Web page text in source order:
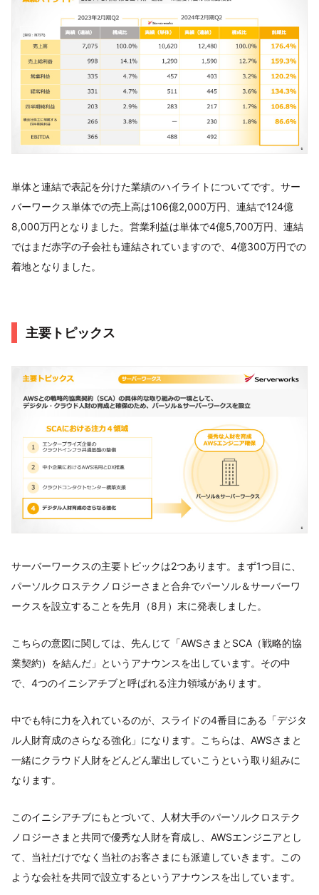
単体と連結で表記を分けた業績のハイライトについてです。サー
バーワークス単体での売上高は106億2,000万円、連結で124億
8,000万円となりました。営業利益は単体で4億5,700万円、連結
ではまだ赤字の子会社も連結されていますので、4億300万円での
着地となりました。
主要トピックス
サーバーワークスの主要トピックは2つあります。まず1つ目に、
パーソルクロステクノロジーさまと合弁でパーソル＆サーバーワ
ークスを設立することを先月（8月）末に発表しました。
こちらの意図に関しては、先んじて「AWSさまとSCA（戦略的協
業契約）を結んだ」というアナウンスを出しています。その中
で、4つのイニシアチブと呼ばれる注力領域があります。
中でも特に力を入れているのが、スライドの4番目にある「デジタ
ル人財育成のさらなる強化」になります。こちらは、AWSさまと
一緒にクラウド人財をどんどん輩出していこうという取り組みに
なります。
このイニシアチブにもとづいて、人材大手のパーソルクロステク
ノロジーさまと共同で優秀な人財を育成し、AWSエンジニアとし
て、当社だけでなく当社のお客さまにも派遣していきます。この
ような会社を共同で設立するというアナウンスを出しています。